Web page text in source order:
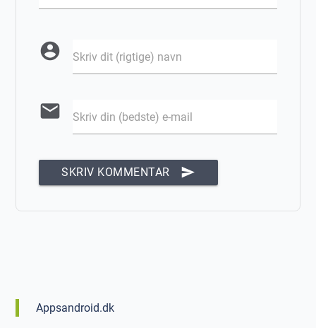
account_circle Skriv dit (rigtige) navn
email Skriv din (bedste) e-mail
SKRIV KOMMENTAR send
Appsandroid.dk